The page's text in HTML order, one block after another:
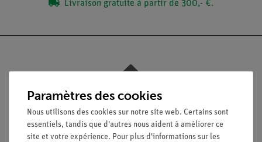
Livraison gratuite à partir de 300,- €.
Nach oben
Légal
Paramètres des cookies
Nous utilisons des cookies sur notre site web. Certains sont
essentiels, tandis que d'autres nous aident à améliorer ce
site et votre expérience. Pour plus d'informations sur les